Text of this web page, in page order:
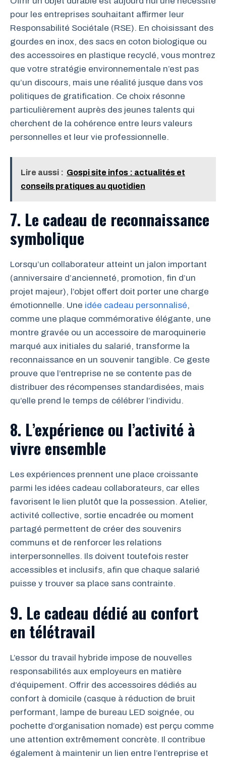
pour les entreprises souhaitant affirmer leur
Responsabilité Sociétale (RSE). En choisissant des
gourdes en inox, des sacs en coton biologique ou
des accessoires en plastique recyclé, vous montrez
que votre stratégie environnementale n’est pas
qu’un discours, mais une réalité jusque dans vos
politiques de gratification. Ce choix résonne
particulièrement auprès des jeunes talents qui
cherchent de la cohérence entre leurs valeurs
personnelles et leur vie professionnelle.
Lire aussi : Gospi site infos : actualités et
conseils pratiques au quotidien
7. Le cadeau de reconnaissance
symbolique
Lorsqu’un collaborateur atteint un jalon important
(anniversaire d’ancienneté, promotion, fin d’un
projet majeur), l’objet offert doit porter une charge
émotionnelle. Une idée cadeau personnalisé,
comme une plaque commémorative élégante, une
montre gravée ou un accessoire de maroquinerie
marqué aux initiales du salarié, transforme la
reconnaissance en un souvenir tangible. Ce geste
prouve que l’entreprise ne se contente pas de
distribuer des récompenses standardisées, mais
qu’elle prend le temps de célébrer l’individu.
8. L’expérience ou l’activité à
vivre ensemble
Les expériences prennent une place croissante
parmi les idées cadeau collaborateurs, car elles
favorisent le lien plutôt que la possession. Atelier,
activité collective, sortie encadrée ou moment
partagé permettent de créer des souvenirs
communs et de renforcer les relations
interpersonnelles. Ils doivent toutefois rester
accessibles et inclusifs, afin que chaque salarié
puisse y trouver sa place sans contrainte.
9. Le cadeau dédié au confort
en télétravail
L’essor du travail hybride impose de nouvelles
responsabilités aux employeurs en matière
d’équipement. Offrir des accessoires dédiés au
confort à domicile (casque à réduction de bruit
performant, lampe de bureau LED soignée, ou
pochette d’organisation nomade) est perçu comme
une attention extrêmement concrète. Il contribue
également à maintenir un lien entre l’entreprise et